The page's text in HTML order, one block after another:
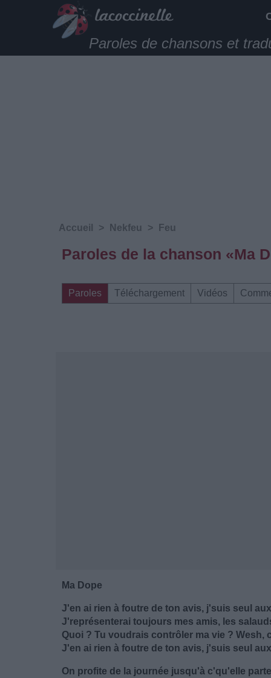
Paroles de chansons et
Accueil > Nekfeu > Feu
Paroles de la chanson «Ma
Paroles Téléchargement Vidéos
Ma Dope
J'en ai rien à foutre de ton avis, j'suis seul
J'représenterai toujours mes amis, les
Quoi ? Tu voudrais contrôler ma vie ? Wesh,
J'en ai rien à foutre de ton avis, j'suis seul
On profite de la journée jusqu'à c'qu'elle